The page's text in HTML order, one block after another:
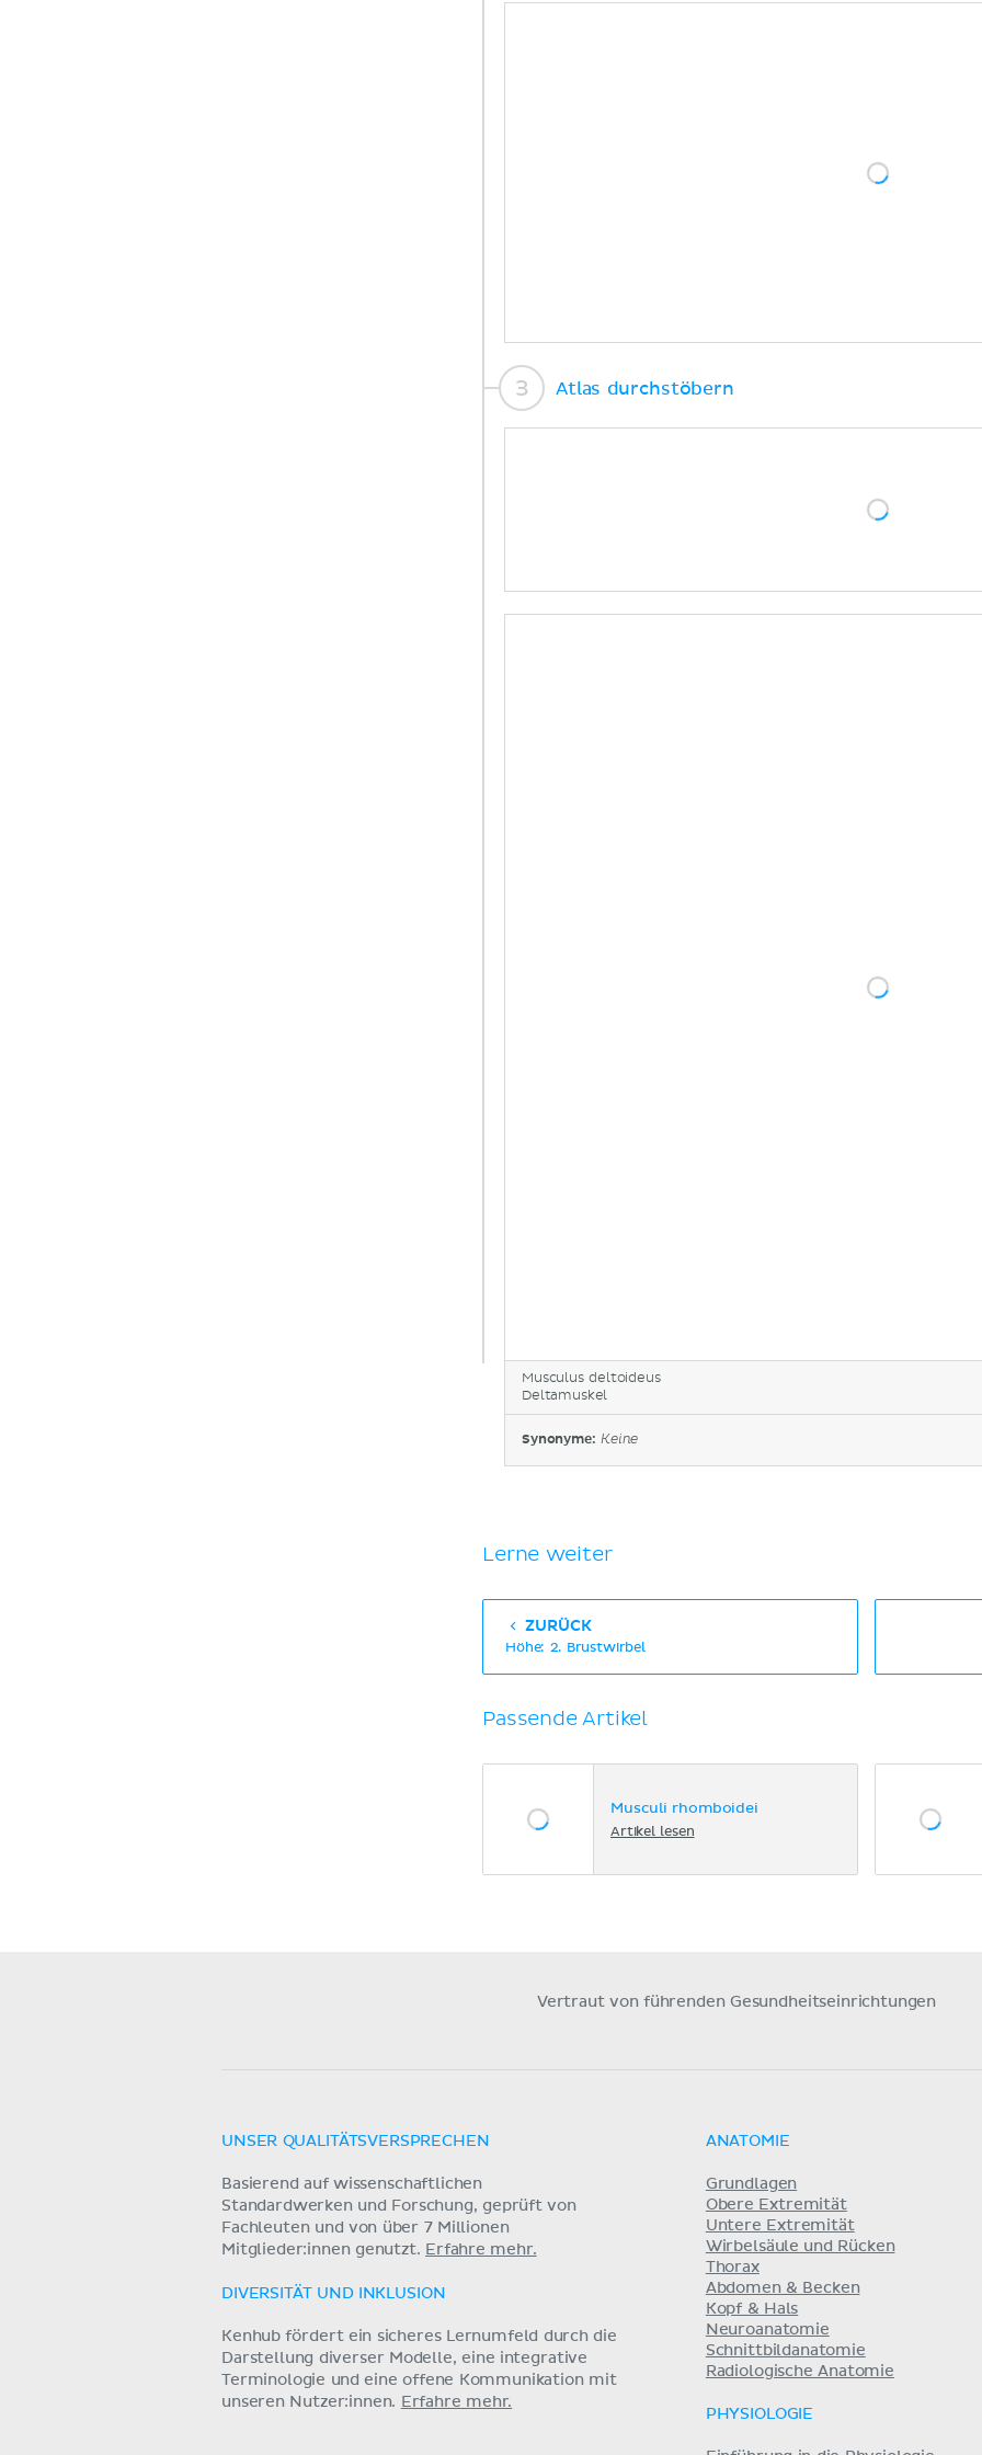
Atlas durchstöbern
Musculus deltoideus
Deltamuskel
Synonyme: Keine
Lerne weiter
ZURÜCK
Höhe: 2. Brustwirbel
Passende Artikel
Musculi rhomboidei
Artikel lesen
Vertraut von führenden Gesundheitseinrichtungen
UNSER QUALITÄTSVERSPRECHEN
Basierend auf wissenschaftlichen
Standardwerken und Forschung, geprüft von
Fachleuten und von über 7 Millionen
Mitglieder:innen genutzt. Erfahre mehr.
DIVERSITÄT UND INKLUSION
Kenhub fördert ein sicheres Lernumfeld durch die
Darstellung diverser Modelle, eine integrative
Terminologie und eine offene Kommunikation mit
unseren Nutzer:innen. Erfahre mehr.
ANATOMIE
Grundlagen
Obere Extremität
Untere Extremität
Wirbelsäule und Rücken
Thorax
Abdomen & Becken
Kopf & Hals
Neuroanatomie
Schnittbildanatomie
Radiologische Anatomie
PHYSIOLOGIE